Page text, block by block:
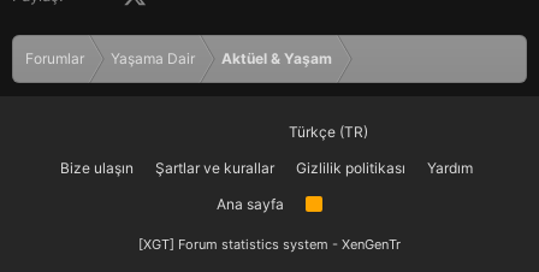
Forumlar Yaşama Dair Aktüel & Yaşam
Türkçe (TR)
Bize ulaşın
Şartlar ve kurallar Gizlilik politikası
Yardım
Ana sayfa
R
[XGT] Forum statistics system - XenGenTr